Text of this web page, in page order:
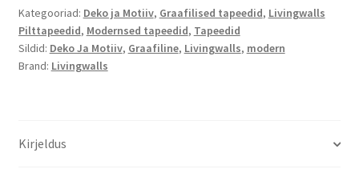
Kategooriad: Deko ja Motiiv, Graafilised tapeedid, Livingwalls
Pilttapeedid, Modernsed tapeedid, Tapeedid
Sildid: Deko Ja Motiiv, Graafiline, Livingwalls, modern
Brand: Livingwalls
Kirjeldus